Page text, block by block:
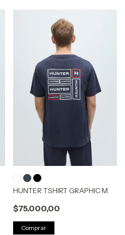
HUNTER TSHIRT GRAPHIC M
$75.000,00
Comprar